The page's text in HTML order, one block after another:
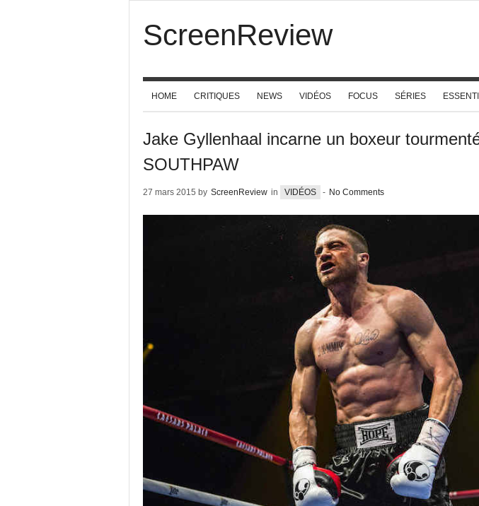
ScreenReview
HOME CRITIQUES NEWS VIDÉOS FOCUS SÉRIES
Jake Gyllenhaal incarne un boxeur
SOUTHPAW
27 mars 2015 by ScreenReview in VIDÉOS - No Comments